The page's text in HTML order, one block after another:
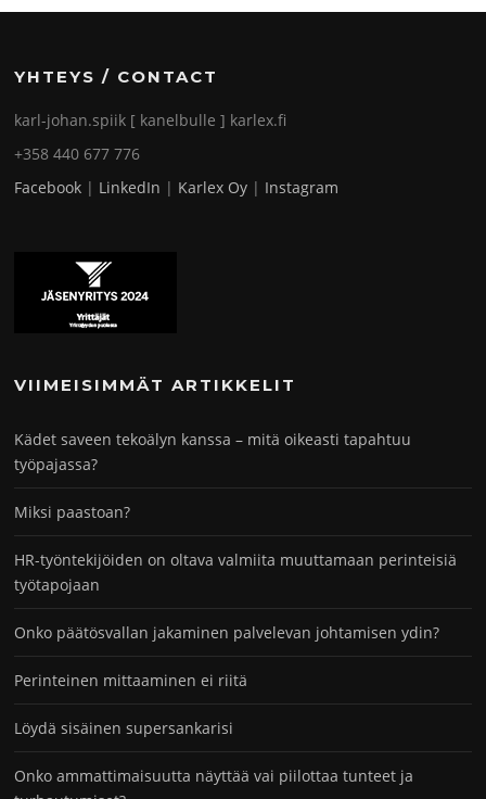
YHTEYS / CONTACT
karl-johan.spiik [ kanelbulle ] karlex.fi
+358 440 677 776
Facebook | LinkedIn | Karlex Oy | Instagram
VIIMEISIMMÄT ARTIKKELIT
Kädet saveen tekoälyn kanssa – mitä oikeasti tapahtuu
työpajassa?
Miksi paastoan?
HR-työntekijöiden on oltava valmiita muuttamaan perinteisiä
työtapojaan
Onko päätösvallan jakaminen palvelevan johtamisen ydin?
Perinteinen mittaaminen ei riitä
Löydä sisäinen supersankarisi
Onko ammattimaisuutta näyttää vai piilottaa tunteet ja